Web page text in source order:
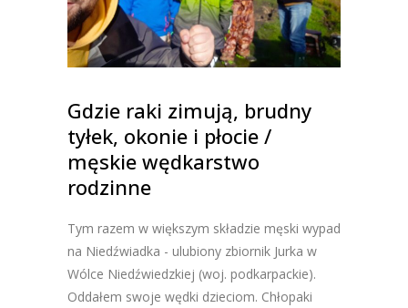
Gdzie raki zimują, brudny
tyłek, okonie i płocie /
męskie wędkarstwo
rodzinne
Tym razem w większym składzie męski wypad
na Niedźwiadka - ulubiony zbiornik Jurka w
Wólce Niedźwiedzkiej (woj. podkarpackie).
Oddałem swoje wędki dzieciom. Chłopaki